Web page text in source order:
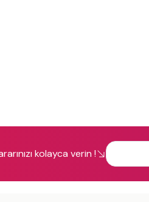
kolayca verin !